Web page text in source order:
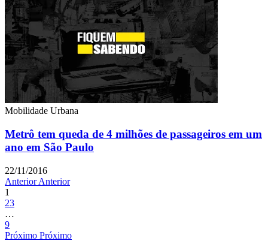
Mobilidade Urbana
Metrô tem queda de 4 milhões de passageiros em um
ano em São Paulo
22/11/2016
AnteriorAnterior
1
23
…
9
Próximo Próximo